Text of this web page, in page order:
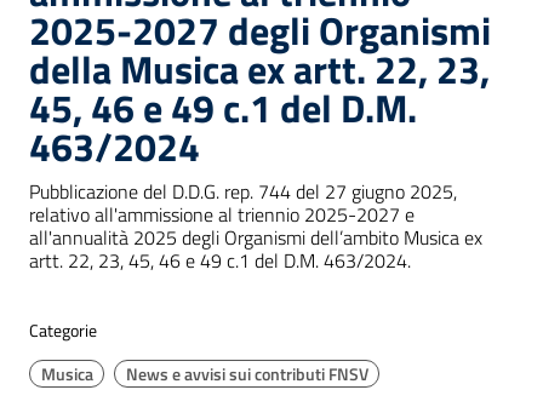
2025-2027 degli Organismi
della Musica ex artt. 22, 23,
45, 46 e 49 c.1 del D.M.
463/2024
Pubblicazione del D.D.G. rep. 744 del 27 giugno 2025,
relativo all'ammissione al triennio 2025-2027 e
all'annualità 2025 degli Organismi dell’ambito Musica ex
artt. 22, 23, 45, 46 e 49 c.1 del D.M. 463/2024.
Categorie
Musica
News e avvisi sui contributi FNSV